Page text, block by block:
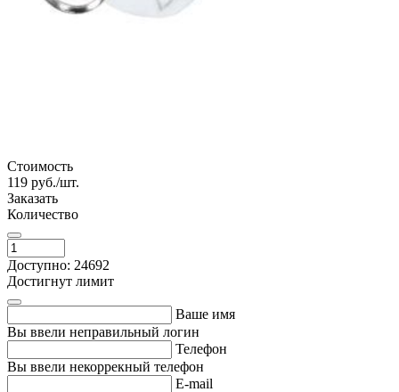
Стоимость
119 руб./шт.
Заказать
Количество
Доступно: 24692
Достигнут лимит
Ваше имя
Вы ввели неправильный логин
Телефон
Вы ввели некоррекный телефон
E-mail